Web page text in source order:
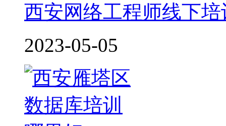
西安网络工程师线下
2023-05-05